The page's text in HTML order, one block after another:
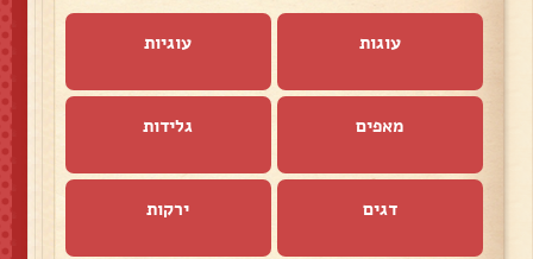
עוגות עוגיות
מאפים גלידות
דגים ירקות